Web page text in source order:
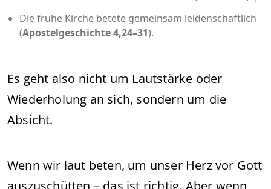
Die frühe Kirche betete gemeinsam leidenschaftlich
(Apostelgeschichte 4,24–31).
Es geht also nicht um Lautstärke oder
Wiederholung an sich, sondern um die
Absicht.
Wenn wir laut beten, um unser Herz vor Gott
auszuschütten – das ist richtig. Aber wenn